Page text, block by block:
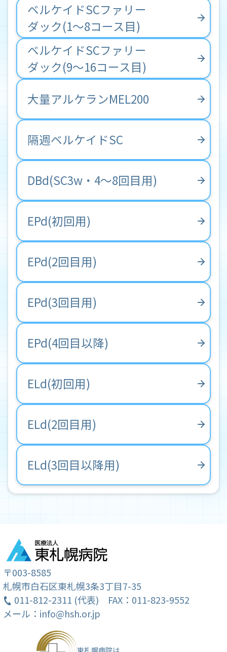
ベルケイドSCファリー
ダック(1～8コース目)
ベルケイドSCファリー
ダック(9～16コース目)
大量アルケランMEL200
隔週ベルケイドSC
DBd(SC3w・4～8回目用)
EPd(初回用)
EPd(2回目用)
EPd(3回目用)
EPd(4回目以降)
ELd(初回用)
ELd(2回目用)
ELd(3回目以降用)
〒003-8585
札幌市白石区東札幌3条3丁目7-35
011-812-2311 (代表) FAX：011-823-9552
メール：info@hsh.or.jp
東札幌病院は